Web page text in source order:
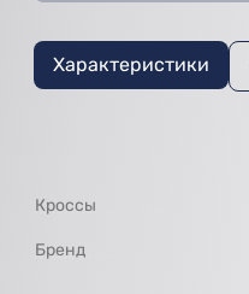
Характеристики
Кроссы
Бренд